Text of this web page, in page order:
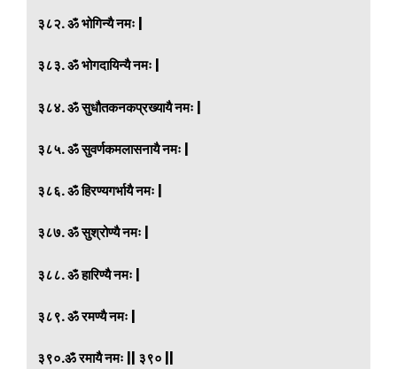
३८२. ॐ भोगिन्यै नमः |
३८३. ॐ भोगदायिन्यै नमः |
३८४. ॐ सुधौतकनकप्रख्यायै नमः |
३८५. ॐ सुवर्णकमलासनायै नमः |
३८६. ॐ हिरण्यगर्भायै नमः |
३८७. ॐ सुश्रोण्यै नमः |
३८८. ॐ हारिण्यै नमः |
३८९. ॐ रमण्यै नमः |
३९०.ॐ रमायै नमः || ३९० ||